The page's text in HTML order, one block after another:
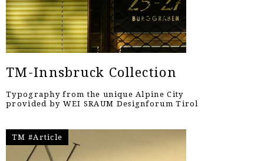
TM-Innsbruck Collection
Typography from the unique Alpine City
provided by WEI SRAUM Designforum Tirol
TM #Article